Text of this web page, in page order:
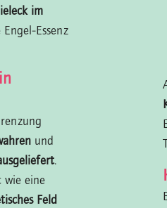
im
Essenz
und
.
wie eine
Feld